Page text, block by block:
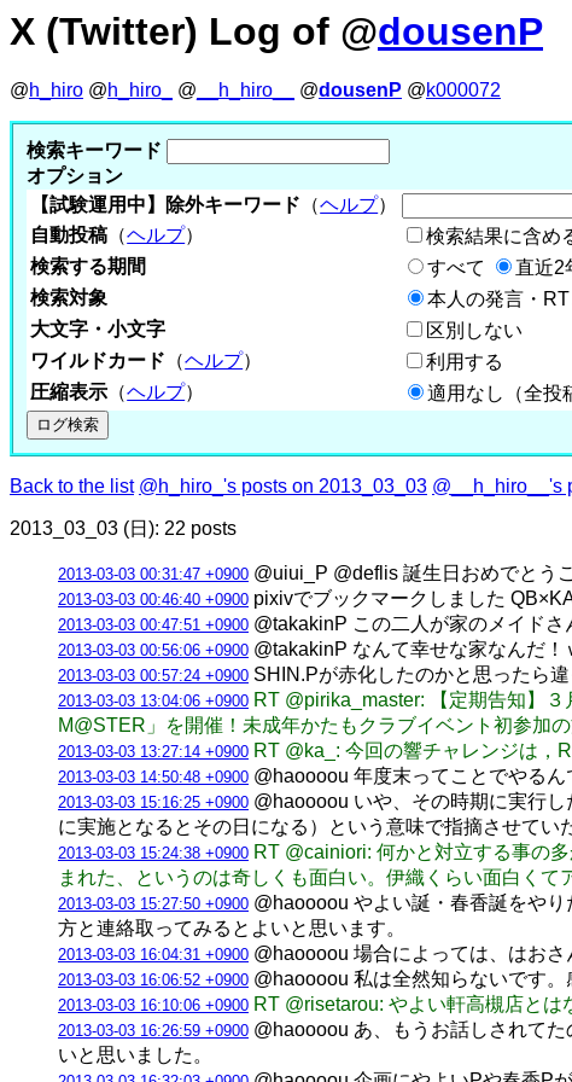
X (Twitter) Log of @dousenP
@h_hiro @h_hiro_ @ __h_hiro__ @dousenP @k000072
検索キーワード
オプション
【試験運用中】除外キーワード （ヘルプ）
自動投稿 （ヘルプ）
検索結果に含め
検索する期間
すべて 直近2
検索対象
本人の発言・
大文字・小文字
区別しない
ワイルドカード （ヘルプ）
利用する
圧縮表示 （ヘルプ） 適用なし（全投
Back to the list @h_hiro_'s posts on 2013_03_03 @__h_hiro__'s
2013_03_03 (日): 22 posts
2013-03-03 00:31:47 +0900 @uiui_P @deflis 誕生日おめでとう
2013-03-03 00:46:40 +0900 pixivでブックマークしました
2013-03-03 00:47:51 +0900 @takakinP この二人が家のメイド
2013-03-03 00:56:06 +0900 @takakinP なんて幸せな家なんだ！
2013-03-03 00:57:24 +0900 SHIN.Pが赤化したのかと思ったら
2013-03-03 13:04:06 +0900 RT @pirika_master: 【定期告知】
M@STER」を開催！未成年かたもクラブイベント初参加の
2013-03-03 13:27:14 +0900 RT @ka_: 今回の響チャレンジは，
2013-03-03 14:50:48 +0900 @haoooou 年度末ってことでやる
2013-03-03 15:16:25 +0900 @haoooou いや、その時期に実行
に実施となるとその日になる）という意味で指摘させてい
2013-03-03 15:24:38 +0900 RT @cainiori: 何かと対立する事の
まれた、というのは奇しくも面白い。伊織くらい面白くて
2013-03-03 15:27:50 +0900 @haoooou やよい誕・春香誕をや
方と連絡取ってみるとよいと思います。
2013-03-03 16:04:31 +0900 @haoooou 場合によっては、はお
2013-03-03 16:06:52 +0900 @haoooou 私は全然知らないです
2013-03-03 16:10:06 +0900 RT @risetarou: やよい軒高槻店と
2013-03-03 16:26:59 +0900 @haoooou あ、もうお話しされて
いと思いました。